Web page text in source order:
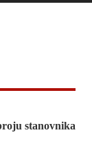
stanovnika